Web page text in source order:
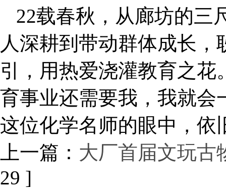
22载春秋，从廊坊的三
人深耕到带动群体成长
引，用热爱浇灌教育之花
育事业还需要我，我就会
这位化学名师的眼中，依
上一篇： 大厂首届文玩古
29 ]